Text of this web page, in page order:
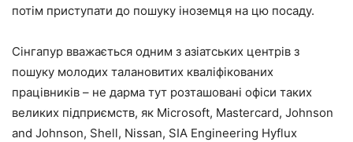
потім приступати до пошуку іноземця на цю посаду.
Сінгапур вважається одним з азіатських центрів з
пошуку молодих талановитих кваліфікованих
працівників – не дарма тут розташовані офіси таких
великих підприємств, як Microsoft, Mastercard, Johnson
and Johnson, Shell, Nissan, SIA Engineering Hyflux